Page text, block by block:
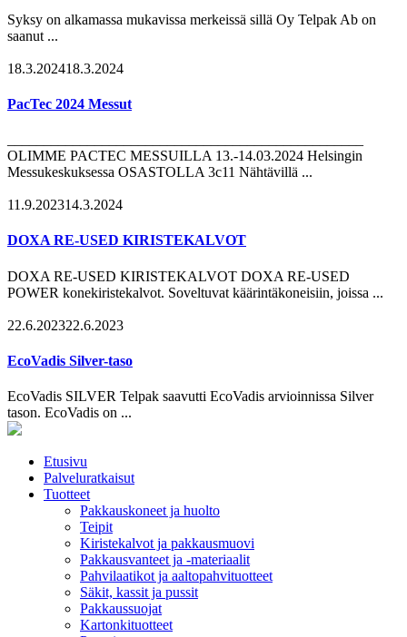
Syksy on alkamassa mukavissa merkeissä sillä Oy Telpak Ab on
saanut ...
18.3.202418.3.2024
PacTec 2024 Messut
OLIMME PACTEC MESSUILLA 13.-14.03.2024 Helsingin
Messukeskuksessa OSASTOLLA 3c11 Nähtävillä ...
11.9.202314.3.2024
DOXA RE-USED KIRISTEKALVOT
DOXA RE-USED KIRISTEKALVOT DOXA RE-USED
POWER konekiristekalvot. Soveltuvat käärintäkoneisiin, joissa ...
22.6.202322.6.2023
EcoVadis Silver-taso
EcoVadis SILVER Telpak saavutti EcoVadis arvioinnissa Silver
tason. EcoVadis on ...
Etusivu
Palveluratkaisut
Tuotteet
Pakkauskoneet ja huolto
Teipit
Kiristekalvot ja pakkausmuovi
Pakkausvanteet ja -materiaalit
Pahvilaatikot ja aaltopahvituotteet
Säkit, kassit ja pussit
Pakkaussuojat
Kartonkituotteet